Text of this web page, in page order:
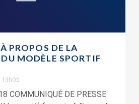
PROPOS DE LA
MODÈLE SPORTIF
COMMUNIQUÉ DE PRESSE